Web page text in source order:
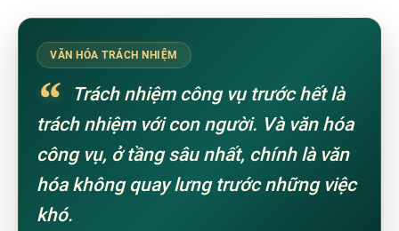
VĂN HÓA TRÁCH NHIỆM
“
Trách nhiệm công vụ trước hết là
trách nhiệm với con người. Và văn hóa
công vụ, ở tầng sâu nhất, chính là văn
hóa không quay lưng trước những việc
khó.